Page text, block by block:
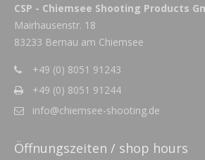
CSP - Chiemsee Shooting Products
Mairhausenstr. 18
83233 Bernau am Chiemsee
+49 (0) 8051 91243
+49 (0) 8051 91244
info@chiemsee-shooting.de
Öffnungszeiten / shop hours